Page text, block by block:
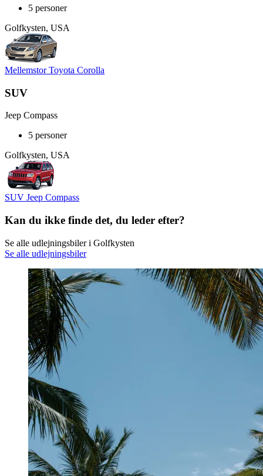
5 personer
Golfkysten, USA
Mellemstor Toyota Corolla
SUV
Jeep Compass
5 personer
Golfkysten, USA
SUV Jeep Compass
Kan du ikke finde det, du leder efter?
Se alle udlejningsbiler i Golfkysten
Se alle udlejningsbiler